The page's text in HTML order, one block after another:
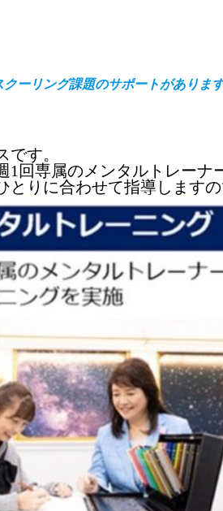
ーリング課題のサポートがあります
す。
専属のメンタルトレーナ
りに合わせて指導します